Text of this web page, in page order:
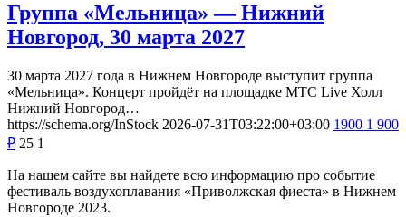
Группа «Мельница» — Нижний
Новгород, 30 марта 2027
30 марта 2027 года в Нижнем Новгороде выступит группа
«Мельница». Концерт пройдёт на площадке МТС Live Холл
Нижний Новгород…
https://schema.org/InStock 2026-07-31T03:22:00+03:00 1900 1 900
₽ 25 1
На нашем сайте вы найдете всю информацию про событие
фестиваль воздухоплавания «Приволжская фиеста» в Нижнем
Новгороде 2023.